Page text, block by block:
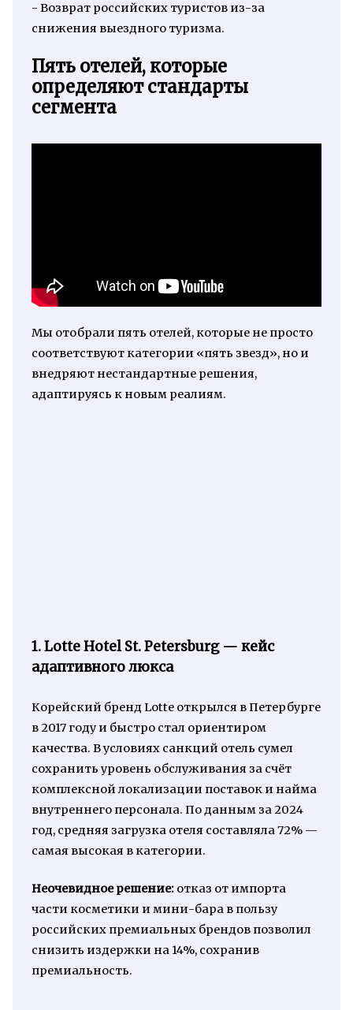
- Возврат российских туристов из-за
снижения выездного туризма.
Пять отелей, которые
определяют стандарты
сегмента
Мы отобрали пять отелей, которые не просто
соответствуют категории «пять звезд», но и
внедряют нестандартные решения,
адаптируясь к новым реалиям.
1. Lotte Hotel St. Petersburg — кейс
адаптивного люкса
Корейский бренд Lotte открылся в Петербурге
в 2017 году и быстро стал ориентиром
качества. В условиях санкций отель сумел
сохранить уровень обслуживания за счёт
комплексной локализации поставок и найма
внутреннего персонала. По данным за 2024
год, средняя загрузка отеля составляла 72% —
самая высокая в категории.
Неочевидное решение:отказ от импорта
части косметики и мини-бара в пользу
российских премиальных брендов позволил
снизить издержки на 14%, сохранив
премиальность.